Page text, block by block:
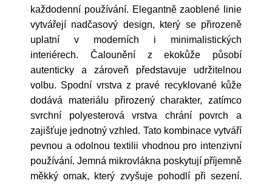
každodenní používání. Elegantně zaoblené linie
vytvářejí nadčasový design, který se přirozeně
uplatní v moderních i minimalistických
interiérech. Čalounění z ekokůže působí
autenticky a zároveň představuje udržitelnou
volbu. Spodní vrstva z pravé recyklované kůže
dodává materiálu přirozený charakter, zatímco
svrchní polyesterová vrstva chrání povrch a
zajišťuje jednotný vzhled. Tato kombinace vytváří
pevnou a odolnou textilii vhodnou pro intenzivní
používání. Jemná mikrovlákna poskytují příjemně
měkký omak, který zvyšuje pohodlí při sezení.